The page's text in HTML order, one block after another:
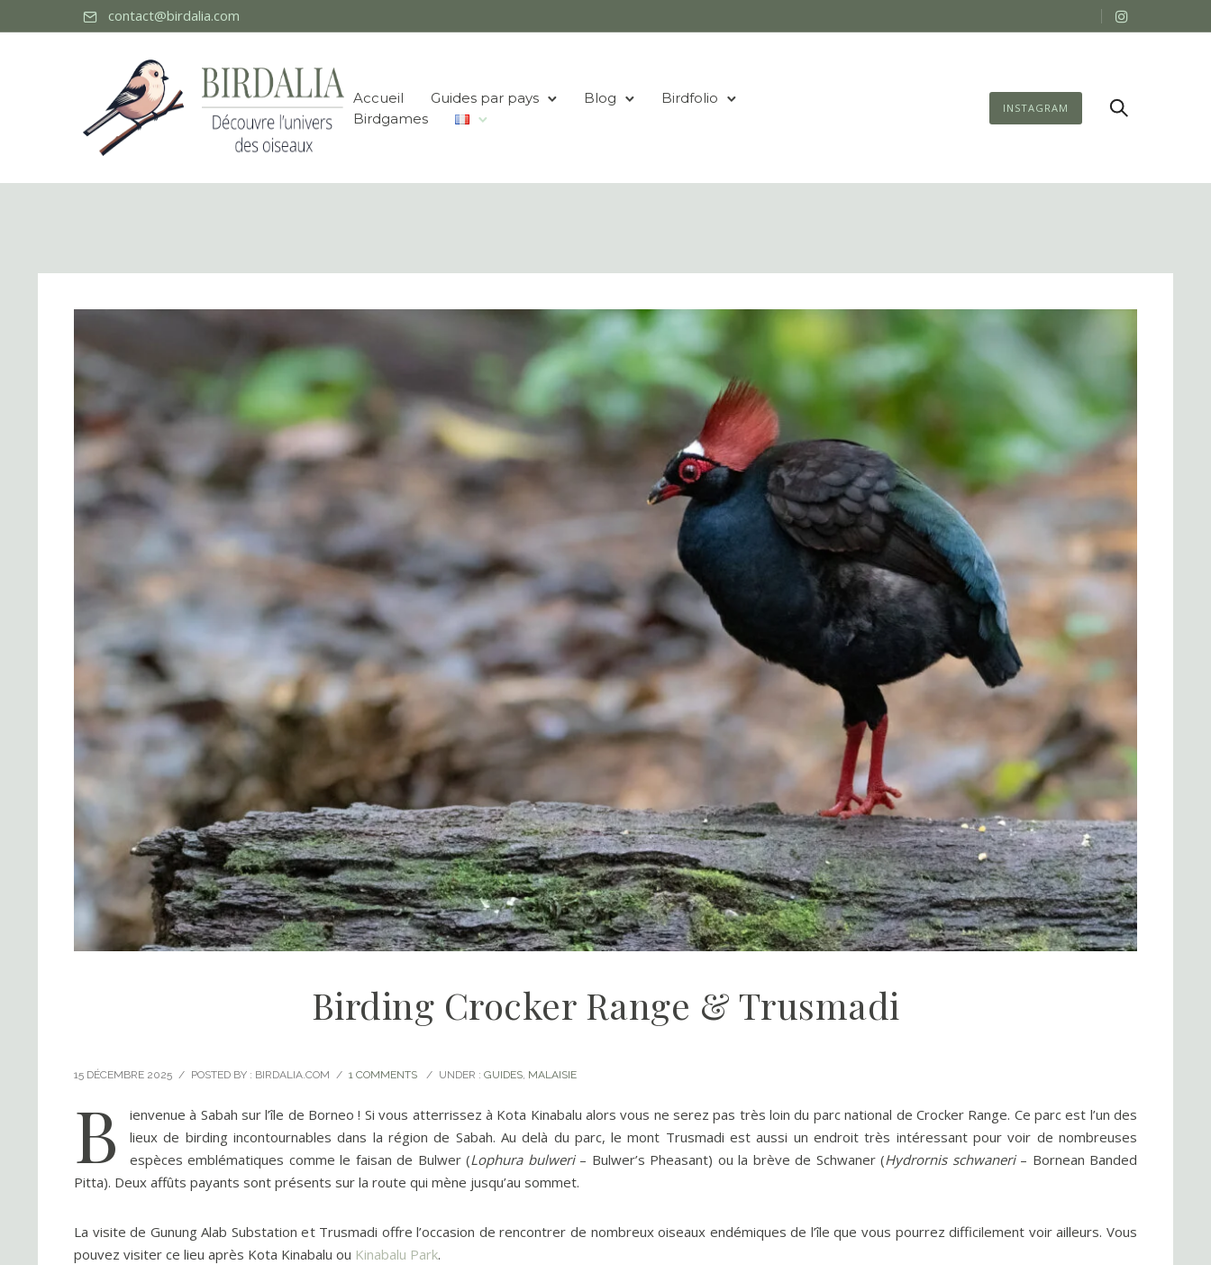
contact@birdalia.com
Accueil Guides par pays Blog
Birdfolio
Birdgames
INSTAGRAM
Birding Crocker Range & Trusmadi
15 DÉCEMBRE 2025 / POSTED BY : BIRDALIA.COM / 1 COMMENTS / UNDER : GUIDES, MALAISIE
B
ienvenue à Sabah sur l’île de Borneo ! Si vous atterrissez à Kota Kinabalu alors vous ne serez pas très loin du parc national de Crocker Range. Ce parc est l’un des
lieux de birding incontournables dans la région de Sabah. Au delà du parc, le mont Trusmadi est aussi un endroit très intéressant pour voir de nombreuses
espèces emblématiques comme le faisan de Bulwer (Lophura bulweri– Bulwer’s Pheasant) ou la brève de Schwaner (Hydrornis schwaneri– Bornean Banded
Pitta). Deux affûts payants sont présents sur la route qui mène jusqu’au sommet.
La visite de Gunung Alab Substation et Trusmadi offre l’occasion de rencontrer de nombreux oiseaux endémiques de l’île que vous pourrez difficilement voir ailleurs. Vous
pouvez visiter ce lieu après Kota Kinabalu ou Kinabalu Park.